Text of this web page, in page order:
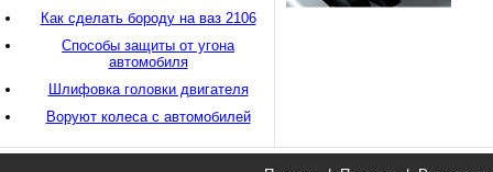
Как сделать бороду на ваз 2106
Способы защиты от угона
автомобиля
Шлифовка головки двигателя
Воруют колеса с автомобилей